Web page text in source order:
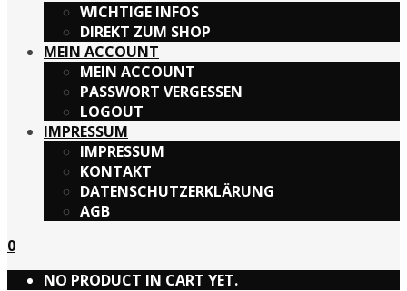
WICHTIGE INFOS
DIREKT ZUM SHOP
MEIN ACCOUNT
MEIN ACCOUNT
PASSWORT VERGESSEN
LOGOUT
IMPRESSUM
IMPRESSUM
KONTAKT
DATENSCHUTZERKLÄRUNG
AGB
0
NO PRODUCT IN CART YET.